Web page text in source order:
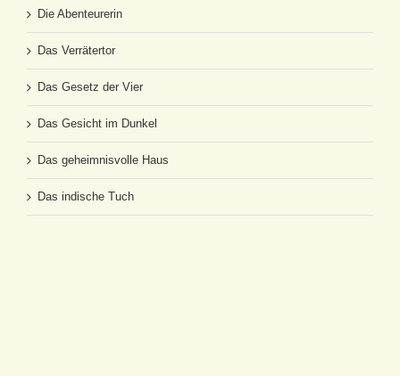
Die Abenteurerin
Das Verrätertor
Das Gesetz der Vier
Das Gesicht im Dunkel
Das geheimnisvolle Haus
Das indische Tuch